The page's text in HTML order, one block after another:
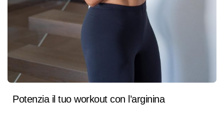
Potenzia il tuo workout con l’arginina